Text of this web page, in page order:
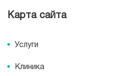
Карта сайта
Услуги
Клиника